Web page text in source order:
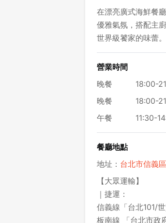
在漂亮廣式海鮮餐
優雅氣氛，搭配主
世界級饕家的味蕾。
營業時間
晚餐
18:00-
晚餐
18:00-
午餐
11:30-
餐廳地點
地址： 台北市信義
【大眾運輸】
｜捷運：
信義線「台北101/
板南線 「台北市政